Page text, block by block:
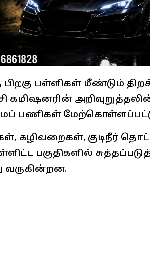
பிறகு பள்ளிகள் மீண்டும்
கமிஷனரின்
பணிகள்
கழிவறைகள், குடிநீர்
பகுதிகளில்
வருகின்றன.